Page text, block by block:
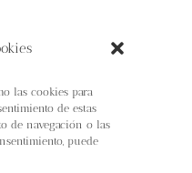
las cookies para
de estas
de navegación o las
puede